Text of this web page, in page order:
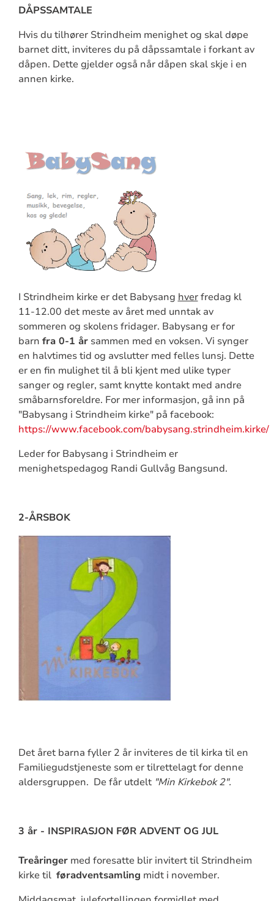
DÅPSSAMTALE
Hvis du tilhører Strindheim menighet og skal døpe
barnet ditt, inviteres du på dåpssamtale i forkant av
dåpen. Dette gjelder også når dåpen skal skje i en
annen kirke.
I Strindheim kirke er det Babysang hverfredag kl
11-12.00 det meste av året med unntak av
sommeren og skolens fridager. Babysang er for
barn fra 0-1 årsammen med en voksen. Vi synger
en halvtimes tid og avslutter med felles lunsj. Dette
er en fin mulighet til å bli kjent med ulike typer
sanger og regler, samt knytte kontakt med andre
småbarnsforeldre. For mer informasjon, gå inn på
"Babysang i Strindheim kirke" på facebook:
https://www.facebook.com/babysang.strindheim.kirke/
Leder for Babysang i Strindheim er
menighetspedagog Randi Gullvåg Bangsund.
2-ÅRSBOK
Det året barna fyller 2 år inviteres de til kirka til en
Familiegudstjeneste som er tilrettelagt for denne
aldersgruppen. De får utdelt "Min Kirkebok 2".
3 år - INSPIRASJON FØR ADVENT OG JUL
Treåringermed foresatte blir invitert til Strindheim
kirke til føradventsamling midt i november.